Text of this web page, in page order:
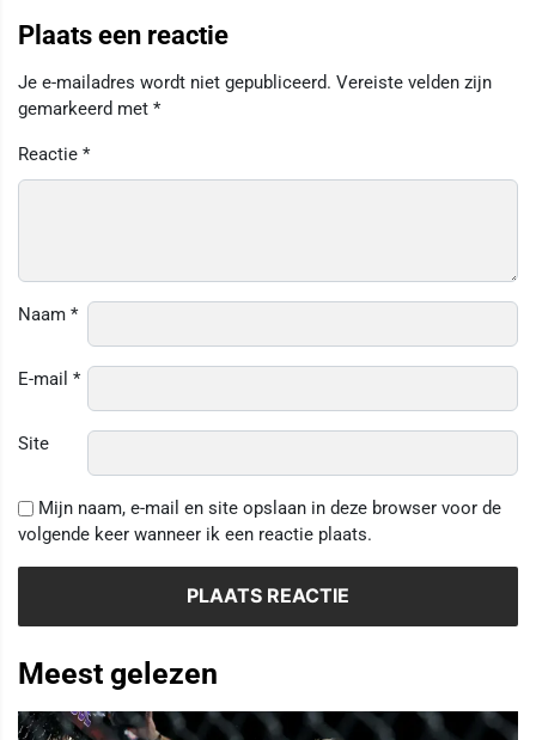
Plaats een reactie
Je e-mailadres wordt niet gepubliceerd. Vereiste velden zijn
gemarkeerd met *
Reactie *
Naam *
E-mail *
Site
Mijn naam, e-mail en site opslaan in deze browser voor de
volgende keer wanneer ik een reactie plaats.
Meest gelezen